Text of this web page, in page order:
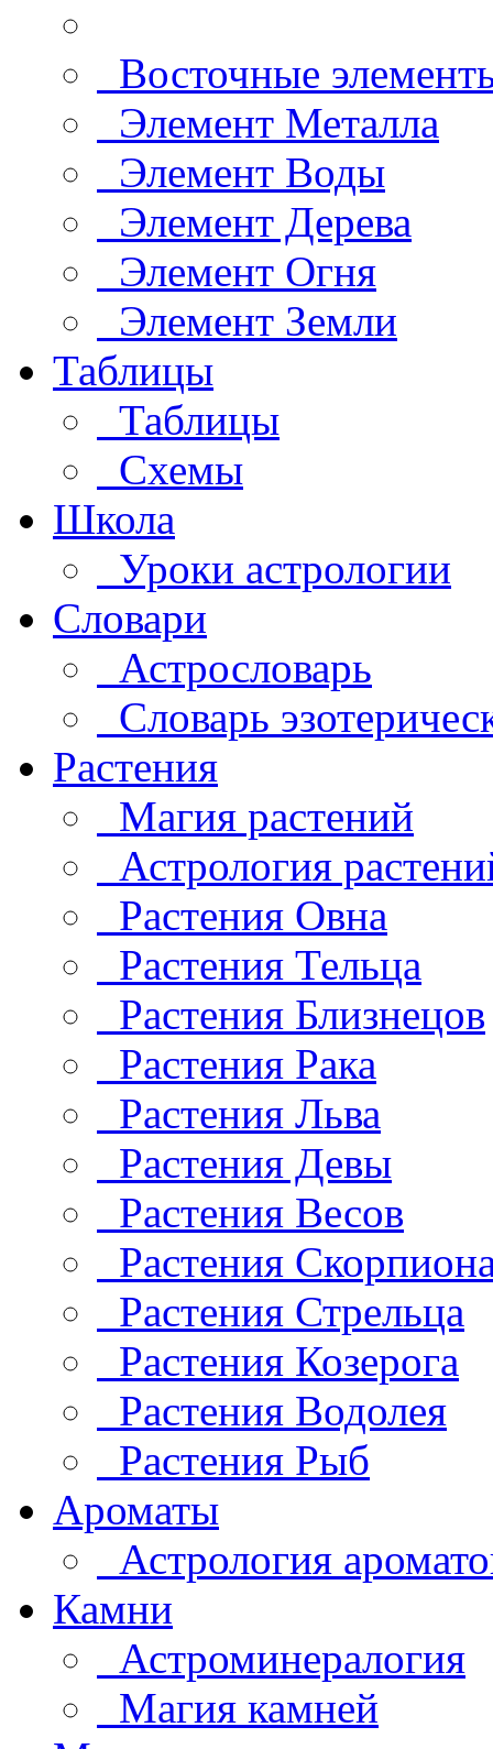
Восточные
Элемент Металла
Элемент Воды
Элемент Дерева
Элемент Огня
Элемент Земли
Таблицы
Таблицы
Схемы
Школа
Уроки астрологии
Словари
Астрословарь
Словарь
Растения
Магия растений
Астрология
Растения Овна
Растения Тельца
Растения Близнецов
Растения Рака
Растения Льва
Растения Девы
Растения Весов
Растения
Растения Стрельца
Растения Козерога
Растения Водолея
Растения Рыб
Ароматы
Астрология
Камни
Астроминералогия
Магия камней